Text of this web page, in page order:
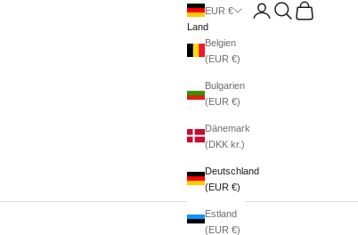
EUR €
Land
Belgien
(EUR €)
Bulgarien
(EUR €)
Dänemark
(DKK kr.)
Deutschland
(EUR €)
Estland
(EUR €)
AnmeldenSuchenWarenkorb